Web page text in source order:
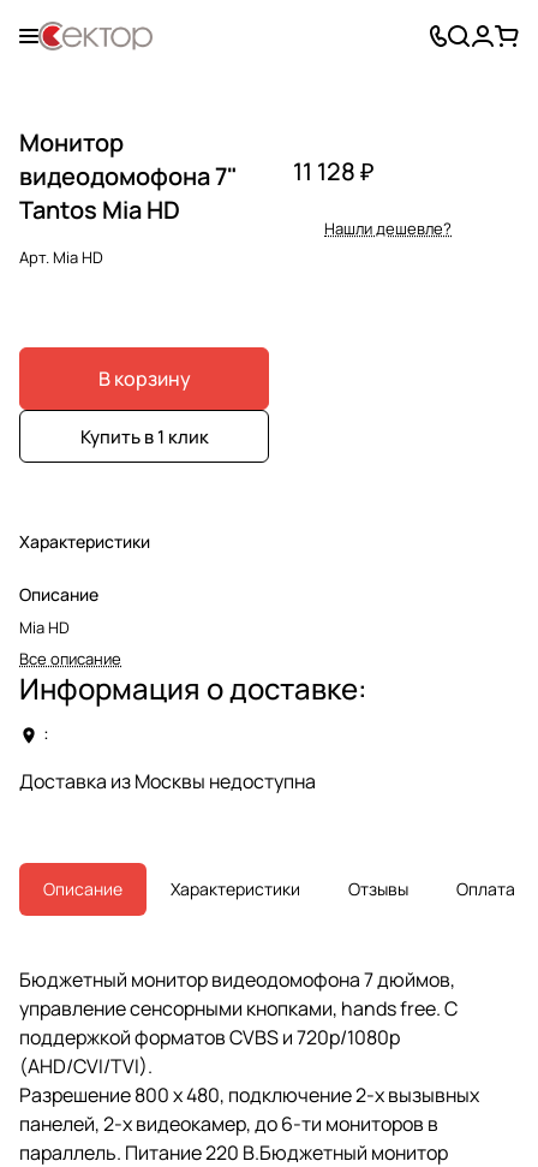
Монитор
видеодомофона 7"
Tantos Mia HD
Арт.Mia HD
В корзину
Купить в 1 клик
Характеристики
Описание
Mia HD
Все описание
11 128 ₽
Нашли дешевле?
Информация о доставке:
:
Доставка из Москвы недоступна
Описание Характеристики Отзывы Оплата
Бюджетный монитор видеодомофона 7 дюймов,
управление сенсорными кнопками, hands free. С
поддержкой форматов CVBS и 720p/1080p
(AHD/CVI/TVI).
Разрешение 800 х 480, подключение 2-х вызывных
панелей, 2-х видеокамер, до 6-ти мониторов в
параллель. Питание 220 В.Бюджетный монитор